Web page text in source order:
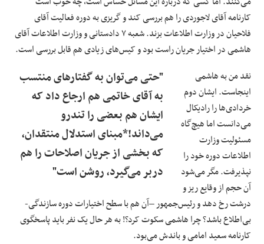
کارنامه آقای لاجوردی را هم بررسی کند و گریزی به دوره فعالیت آقای
فلاحیان در وزارت اطلاعات بزند. شعبه ۷ دادستانی و وزارت اطلاعات آقای
هاشمی در اختیار جریان راست بود و کیس‌های زیادی هم قابل بررسی است.
"حتی می‌توان به گفتار‌های منتسب
به آقای خاتمی هم ارجاع داد که
ایشان هم بعضی را تندرو
می‌داند!*مبنای استدلال منتقدان،
که بخشی از جریان اصلاحات را هم
دربر می‌گیرد، روشن است"
نقد من به هاشمی
اینجاست. ایشان دوم
خردادی‌ها را رادیکال
می‌دانست اما هیچ‌گاه
مسئولیت وزارت
اطلاعات دوره خود را
نپذیرفت. مگر می‌شود
آن حجم از وقایع ریز و
درشت رخ دهد و رئیس‌جمهور –آن هم با سطح اختیارات دوره سازندگی-
بی‌اطلاع باشد؟ چرا هاشمی سکوت کرد؟! به هر حال یک نفر باید پاسخگوی
کارنامه سعید امامی و باندش می‌بود.